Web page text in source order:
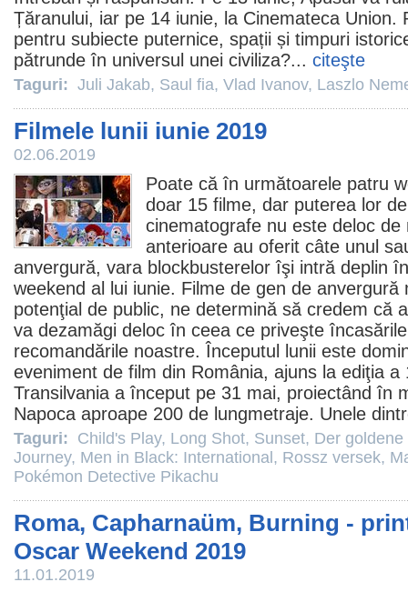
Țăranului, iar pe 14 iunie, la Cinemateca Union.
pentru subiecte puternice, spații și timpuri
pătrunde în universul unei civiliza?... citeşte
Taguri: Juli Jakab, Saul fia, Vlad Ivanov, Laszlo
Filmele lunii iunie 2019
02.06.2019
Poate că în următoarele patru
doar 15 filme, dar puterea lor
cinematografe nu este deloc de
anterioare au oferit câte unul
anvergură, vara blockbusterelor îşi intră deplin
weekend al lui iunie. Filme de gen de anvergură
potenţial de public, ne determină să credem că
va dezamăgi deloc în ceea ce priveşte
recomandările noastre. Începutul lunii este
eveniment de film din România, ajuns la ediţia a
Transilvania a început pe 31 mai, proiectând în
Napoca aproape 200 de lungmetraje. Unele
Taguri: Child's Play, Long Shot, Sunset, Der
Journey, Men in Black: International , Rossz versek,
Pokémon Detective Pikachu
Roma, Capharnaüm, Burning -
Oscar Weekend 2019
11.01.2019